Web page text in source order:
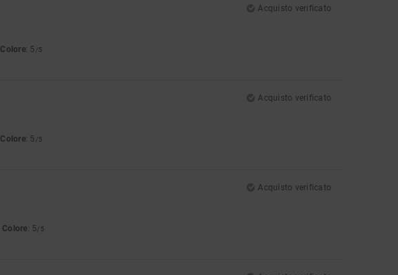
Acquisto verificato
Colore: 5 /5
Acquisto verificato
Colore: 5 /5
Acquisto verificato
Colore: 5/5